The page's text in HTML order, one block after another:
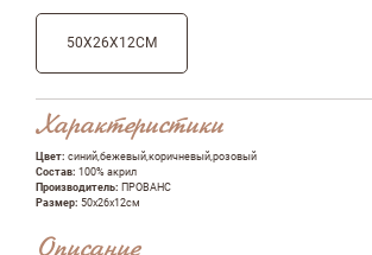
50Х26Х12СМ
Характеристики
Цвет: синий,бежевый,коричневый,розовый
Состав: 100% акрил
Производитель: ПРОВАНС
Размер: 50х26х12см